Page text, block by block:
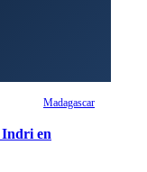
Madagascar
Indri en